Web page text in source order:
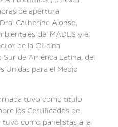
de apertura
Catherine Alonso,
del MADES y el
de la Oficina
Sur de América Latina, del
Unidas para el Medio
tuvo como título
los Certificados de
tuvo como panelistas a la